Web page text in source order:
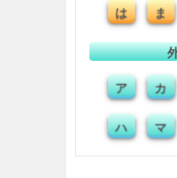
は ま
ア カ
ハ マ